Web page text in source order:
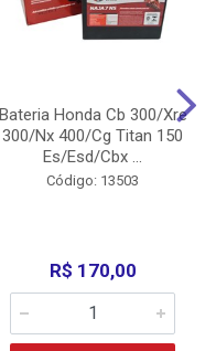
Bateria Honda Cb 300/Xre
300/Nx 400/Cg Titan 150
Es/Esd/Cbx ...
Código: 13503
R$ 170,00